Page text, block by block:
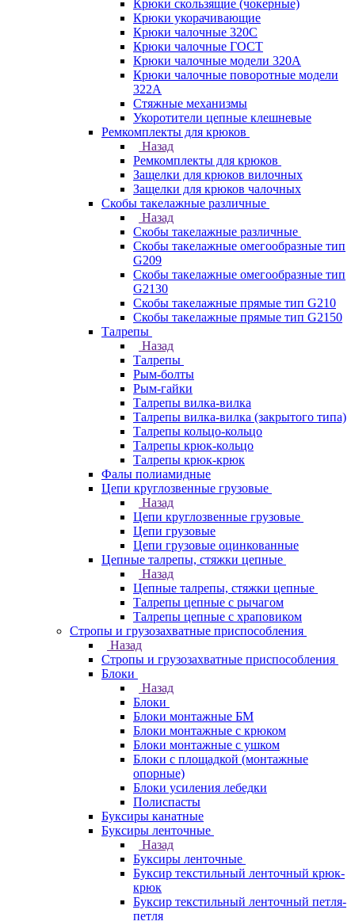
Крюки скользящие (чокерные)
Крюки укорачивающие
Крюки чалочные 320C
Крюки чалочные ГОСТ
Крюки чалочные модели 320А
Крюки чалочные поворотные модели
322А
Стяжные механизмы
Укоротители цепные клешневые
Ремкомплекты для крюков
Назад
Ремкомплекты для крюков
Защелки для крюков вилочных
Защелки для крюков чалочных
Скобы такелажные различные
Назад
Скобы такелажные различные
Скобы такелажные омегообразные тип
G209
Скобы такелажные омегообразные тип
G2130
Скобы такелажные прямые тип G210
Скобы такелажные прямые тип G2150
Талрепы
Назад
Талрепы
Рым-болты
Рым-гайки
Талрепы вилка-вилка
Талрепы вилка-вилка (закрытого типа)
Талрепы кольцо-кольцо
Талрепы крюк-кольцо
Талрепы крюк-крюк
Фалы полиамидные
Цепи круглозвенные грузовые
Назад
Цепи круглозвенные грузовые
Цепи грузовые
Цепи грузовые оцинкованные
Цепные талрепы, стяжки цепные
Назад
Цепные талрепы, стяжки цепные
Талрепы цепные с рычагом
Талрепы цепные с храповиком
Стропы и грузозахватные приспособления
Назад
Стропы и грузозахватные приспособления
Блоки
Назад
Блоки
Блоки монтажные БМ
Блоки монтажные с крюком
Блоки монтажные с ушком
Блоки с площадкой (монтажные
опорные)
Блоки усиления лебедки
Полиспасты
Буксиры канатные
Буксиры ленточные
Назад
Буксиры ленточные
Буксир текстильный ленточный крюк-
крюк
Буксир текстильный ленточный петля-
петля